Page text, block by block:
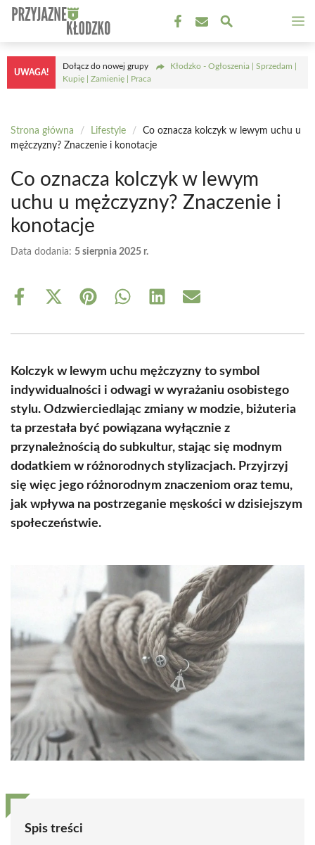
Przejdź
treści
UWAGA!
Dołącz do nowej grupy
Kłodzko - Ogłoszenia | Sprzedam |
Kupię | Zamienię | Praca
Strona główna / Lifestyle /
Co oznacza kolczyk w lewym uchu u
mężczyzny? Znaczenie i konotacje
Co oznacza kolczyk w lewym
uchu u mężczyzny? Znaczenie i
konotacje
Data dodania: 5 sierpnia 2025 r.
Share
Share
(Twitter)
Share Share Share Share
Kolczyk w lewym uchu mężczyzny to symbol
indywidualności i odwagi w wyrażaniu osobistego
stylu. Odzwierciedlając zmiany w modzie, biżuteria
ta przestała być powiązana wyłącznie z
przynależnością do subkultur, stając się modnym
dodatkiem w różnorodnych stylizacjach. Przyjrzyj
się więc jego różnorodnym znaczeniom oraz temu,
jak wpływa na postrzeganie męskości w dzisiejszym
społeczeństwie.
Spis treści